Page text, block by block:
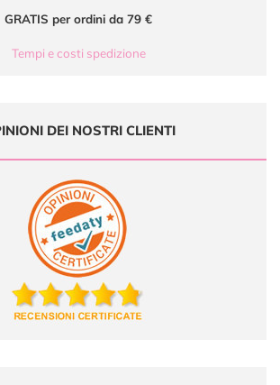
GRATIS per ordini da 79 €
Tempi e costi spedizione
DEI NOSTRI CLIENTI